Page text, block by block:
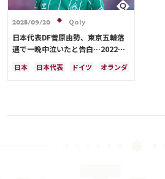
2025/09/20 Qoly
日本代表DF菅原由勢、東京五輪落
選で一晩中泣いたと告白…2022年
く「受け入れるのは難しかった」
日本 日本代表 ドイツ オランダ